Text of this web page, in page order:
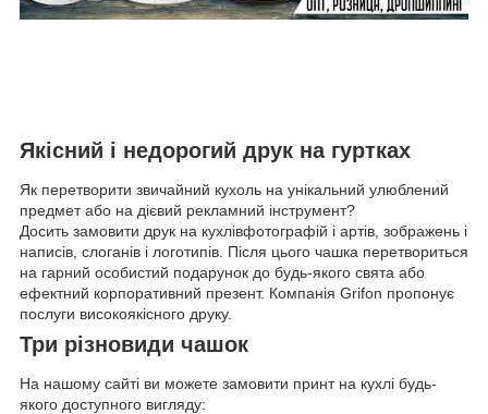
Якісний і недорогий друк на гуртках
Як перетворити звичайний кухоль на унікальний улюблений
предмет або на дієвий рекламний інструмент?
Досить замовити друк на кухлівфотографій і артів, зображень і
написів, слоганів і логотипів. Після цього чашка перетвориться
на гарний особистий подарунок до будь-якого свята або
ефектний корпоративний презент. Компанія Grifon пропонує
послуги високоякісного друку.
Три різновиди чашок
На нашому сайті ви можете замовити принт на кухлі будь-
якого доступного вигляду: